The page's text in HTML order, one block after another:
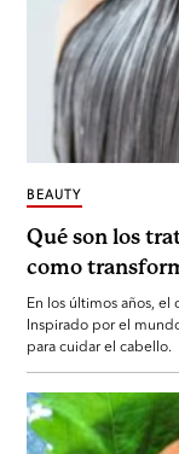
Qué son los
como
BEAUTY
En los últimos años,
Inspirado por el
para cuidar el cabello.